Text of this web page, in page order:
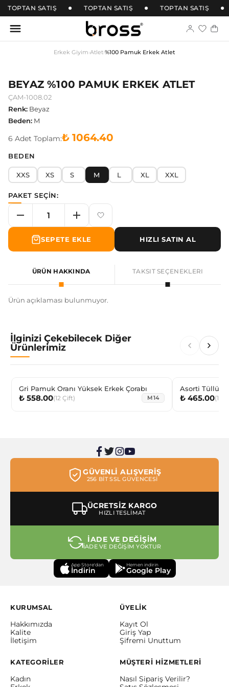
TOPTAN SATIŞ TOPTAN SATIŞ TOPTAN SATIŞ
Erkek Giyim›Atlet›%100 Pamuk Erkek Atlet
BEYAZ %100 PAMUK ERKEK ATLET
ÇAM-1008.02
Renk: Beyaz
Beden: M
6 Adet Toplam:₺ 1064.40
BEDEN
XXS XS S M L XL XXL
PAKET SEÇİN:
SEPETE EKLE HIZLI SATIN AL
ÜRÜN HAKKINDA TAKSIT SEÇENEKLERI
Ürün açıklaması bulunmuyor.
İlginizi Çekebilecek Diğer
Ürünlerimiz
Gri Pamuk Oranı Yüksek Erkek Çorabı
₺ 558.00(12 Çift) M14
Asorti Tüllü
Çorabı
₺ 465.00(12
GÜVENLİ ALIŞVERİŞ
256 BİT SSL GÜVENCESİ
ÜCRETSİZ KARGO
HIZLI TESLİMAT
İADE VE DEĞİŞİM
İADE VE DEĞİŞİM YOKTUR
App Store'dan
İndirin
Hemen indirin
Google Play
KURUMSAL
Hakkımızda
Kalite
İletişim
ÜYELİK
Kayıt Ol
Giriş Yap
Şifremi Unuttum
KATEGORİLER
Kadın
MÜŞTERİ HİZMETLERİ
Nasıl Sipariş Verilir?